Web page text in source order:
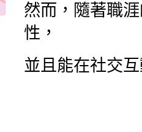
然而，隨著職
性，
並且能在社交